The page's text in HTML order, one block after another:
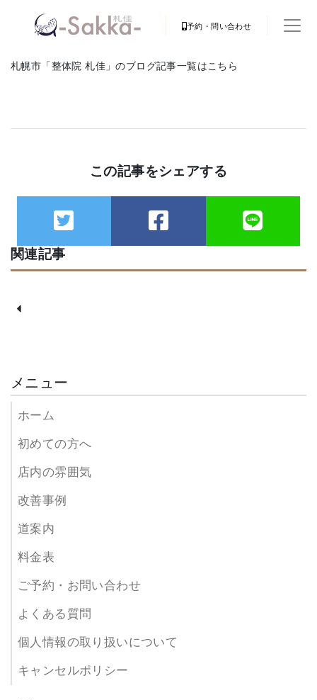
予約・問い合わせ
札幌市「整体院 札佳」のブログ記事一覧はこちら
この記事をシェアする
関連記事
メニュー
ホーム
初めての方へ
店内の雰囲気
改善事例
道案内
料金表
ご予約・お問い合わせ
よくある質問
個人情報の取り扱いについて
キャンセルポリシー